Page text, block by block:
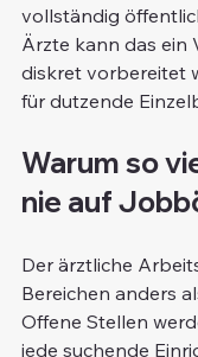
vollständig
Ärzte kann das ein
diskret vorbereitet
für dutzende
Warum so
nie auf
Der ärztliche
Bereichen anders
Offene Stellen
jede suchende